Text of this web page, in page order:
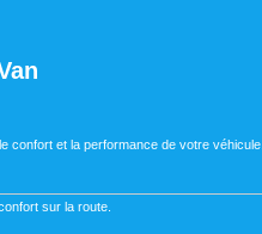
confort et la performance de votre véhicule.
sur la route.